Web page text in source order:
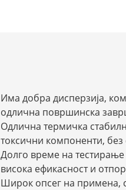
Има добра дисперзија,
одлична површинска
Одлична термичка
токсични компоненти, без
Долго време на
висока ефикасност и
Широк опсег на примена,